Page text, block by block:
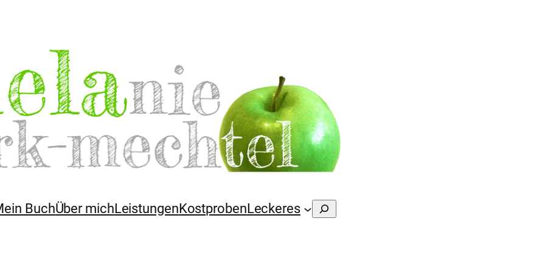
BuchÜber michLeistungenKostprobenLeckeres Suchen